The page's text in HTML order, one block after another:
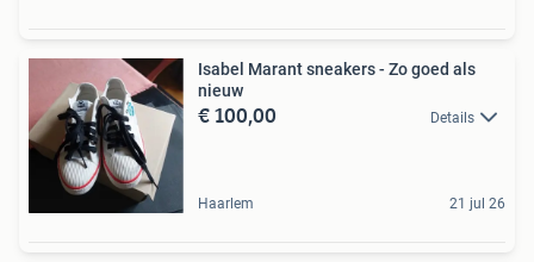
Isabel Marant sneakers - Zo goed als
nieuw
€ 100,00 Details
Haarlem 21 jul 26